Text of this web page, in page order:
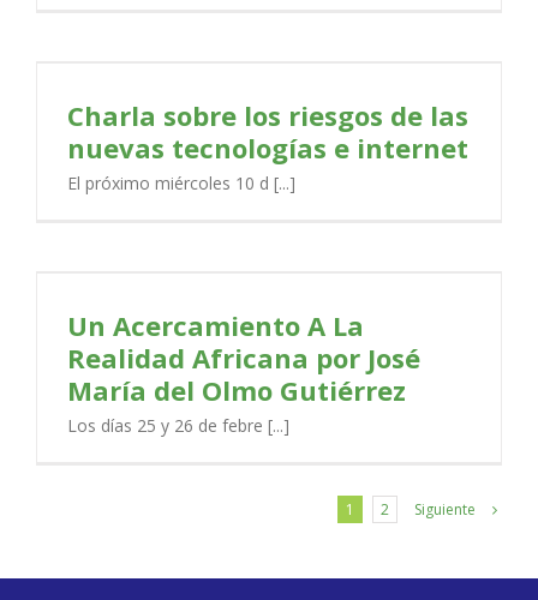
Charla sobre los riesgos de las
nuevas tecnologías e internet
El próximo miércoles 10 d [...]
Un Acercamiento A La
Realidad Africana por José
María del Olmo Gutiérrez
Los días 25 y 26 de febre [...]
1 2 Siguiente